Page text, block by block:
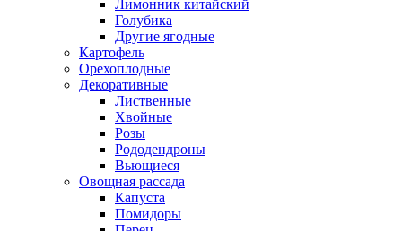
Лимонник китайский
Голубика
Другие ягодные
Картофель
Орехоплодные
Декоративные
Лиственные
Хвойные
Розы
Рододендроны
Вьющиеся
Овощная рассада
Капуста
Помидоры